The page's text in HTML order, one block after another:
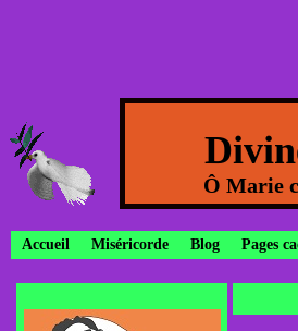
Ô Marie
Accueil Miséricorde Blog Pages